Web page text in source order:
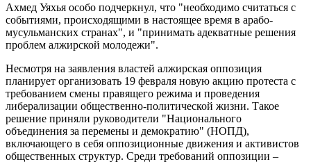
Ахмед Уяхья особо подчеркнул, что "необходимо считаться с
событиями, происходящими в настоящее время в арабо-
мусульманских странах", и "принимать адекватные решения
проблем алжирской молодежи".
Несмотря на заявления властей алжирская оппозиция
планирует организовать 19 февраля новую акцию протеста с
требованием смены правящего режима и проведения
либерализации общественно-политической жизни. Такое
решение приняли руководители "Национального
объединения за перемены и демократию" (НОПД),
включающего в себя оппозиционные движения и активистов
общественных структур. Среди требований оппозиции –